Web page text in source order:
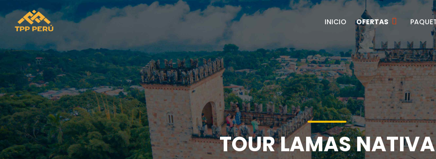
TOUR LAMAS NATIVA
INICIO OFERTAS